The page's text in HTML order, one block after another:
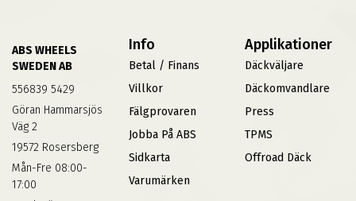
ABS WHEELS
SWEDEN AB
556839 5429
Göran Hammarsjös
Väg 2
19572 Rosersberg
Mån-Fre 08:00-
17:00
Info
Betal / Finans
Villkor
Fälgprovaren
Jobba På ABS
Sidkarta
Varumärken
Applikationer
Däckväljare
Däckomvandlare
Press
TPMS
Offroad Däck